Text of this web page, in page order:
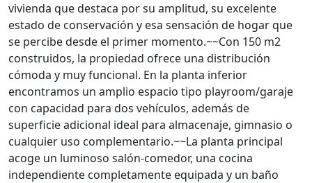
vivienda que destaca por su amplitud, su excelente
estado de conservación y esa sensación de hogar que
se percibe desde el primer momento.~~Con 150 m2
construidos, la propiedad ofrece una distribución
cómoda y muy funcional. En la planta inferior
encontramos un amplio espacio tipo playroom/garaje
con capacidad para dos vehículos, además de
superficie adicional ideal para almacenaje, gimnasio o
cualquier uso complementario.~~La planta principal
acoge un luminoso salón-comedor, una cocina
independiente completamente equipada y un baño